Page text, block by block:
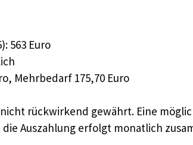
563 Euro
Mehrbedarf 175,70 Euro
rückwirkend gewährt. Eine
Auszahlung erfolgt monatlich